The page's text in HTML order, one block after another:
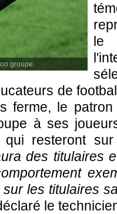
groupe.
le
de
ferme, le
à ses
qui resteront
des titulaires
les titulaires
le